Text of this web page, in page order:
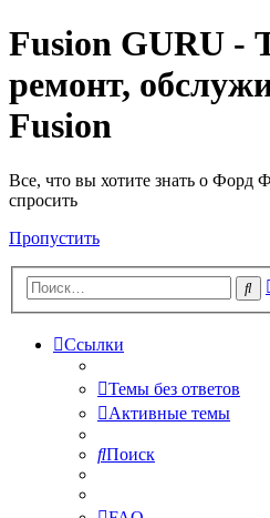
Fusion GURU -
ремонт,
Fusion
Все, что вы хотите знать о Форд
спросить
Пропустить
Ссылки
Темы без ответов
Активные темы
Поиск